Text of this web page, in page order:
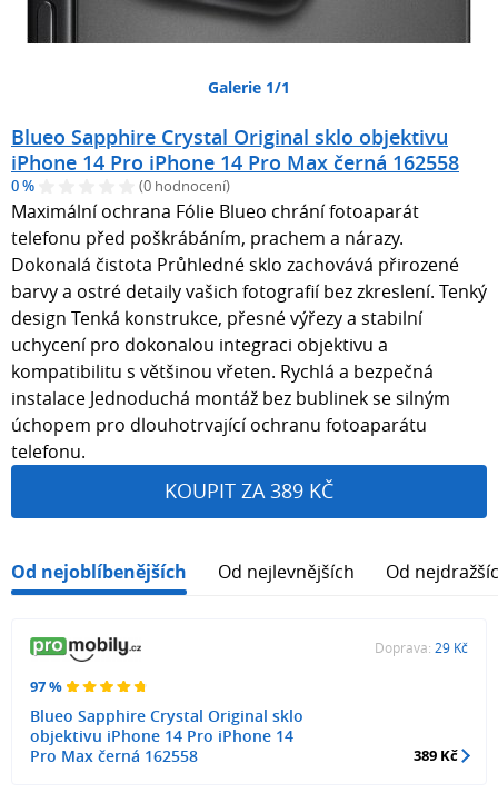
Galerie 1/1
Blueo Sapphire Crystal Original sklo objektivu
iPhone 14 Pro iPhone 14 Pro Max černá 162558
0 % (0 hodnocení)
Maximální ochrana Fólie Blueo chrání fotoaparát
telefonu před poškrábáním, prachem a nárazy.
Dokonalá čistota Průhledné sklo zachovává přirozené
barvy a ostré detaily vašich fotografií bez zkreslení. Tenký
design Tenká konstrukce, přesné výřezy a stabilní
uchycení pro dokonalou integraci objektivu a
kompatibilitu s většinou vřeten. Rychlá a bezpečná
instalace Jednoduchá montáž bez bublinek se silným
úchopem pro dlouhotrvající ochranu fotoaparátu
telefonu.
KOUPIT ZA 389 KČ
Od nejoblíbenějších Od nejlevnějších Od
97 %
Blueo Sapphire Crystal Original sklo
objektivu iPhone 14 Pro iPhone 14
Pro Max černá 162558
Doprava: 29 Kč
389 Kč